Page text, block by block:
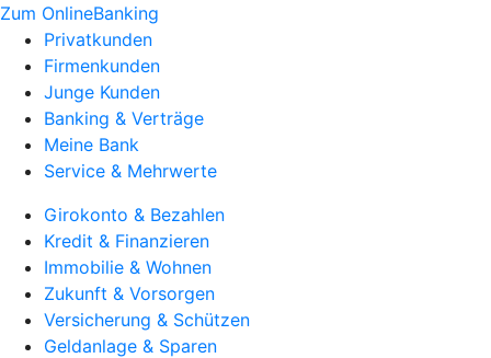
Zum OnlineBanking
Privatkunden
Firmenkunden
Junge Kunden
Banking & Verträge
Meine Bank
Service & Mehrwerte
Girokonto & Bezahlen
Kredit & Finanzieren
Immobilie & Wohnen
Zukunft & Vorsorgen
Versicherung & Schützen
Geldanlage & Sparen